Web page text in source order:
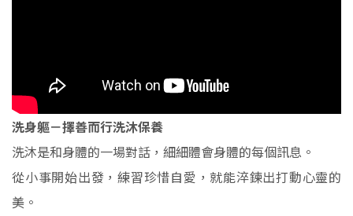
洗身軀－擇善而行洗沐保養
洗沐是和身體的一場對話，細細體會身體的每個訊息。
從小事開始出發，練習珍惜自愛，就能淬鍊出打動心靈的
美。